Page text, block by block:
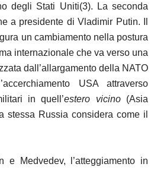
degli Stati Uniti(3). La seconda
a presidente di Vladimir Putin. Il
un cambiamento nella postura
internazionale che va verso una
dall’allargamento della NATO
USA attraverso
in quell’estero vicino(Asia
stessa Russia considera come il
e Medvedev, l’atteggiamento in